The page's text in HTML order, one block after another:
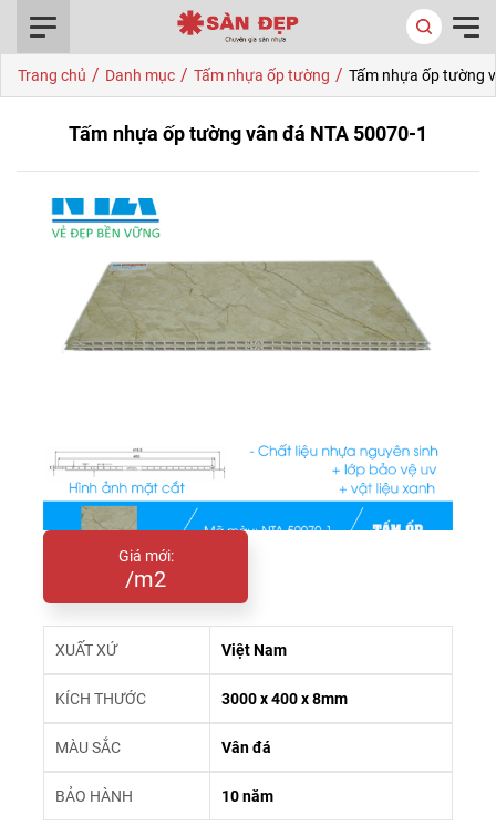
Trang chủ / Danh mục / Tấm nhựa ốp tường / Tấm nhựa ốp tường
Tấm nhựa ốp tường vân đá NTA 50070-1
Giá mới:
/m2
XUẤT XỨ Việt Nam
KÍCH THƯỚC 3000 x 400 x 8mm
MÀU SẮC Vân đá
BẢO HÀNH 10 năm